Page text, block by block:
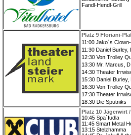
Fandl-Hendl-Grill
Platz 9 Floriani-Pl
11:00 Jako´s
11:30 Daniel Burley,
12:30 Von Trolley
13:30 Mr. Marcus, D
14:30 Theater
15:30 Daniel Burley,
16:30 Von Trolley
17:30 Theater
18:30 Die Sputniks
Platz 10 Jägerwirt
10:45 Spa´fudla
11:45 Smart Metal
13:15 Stelzhamma